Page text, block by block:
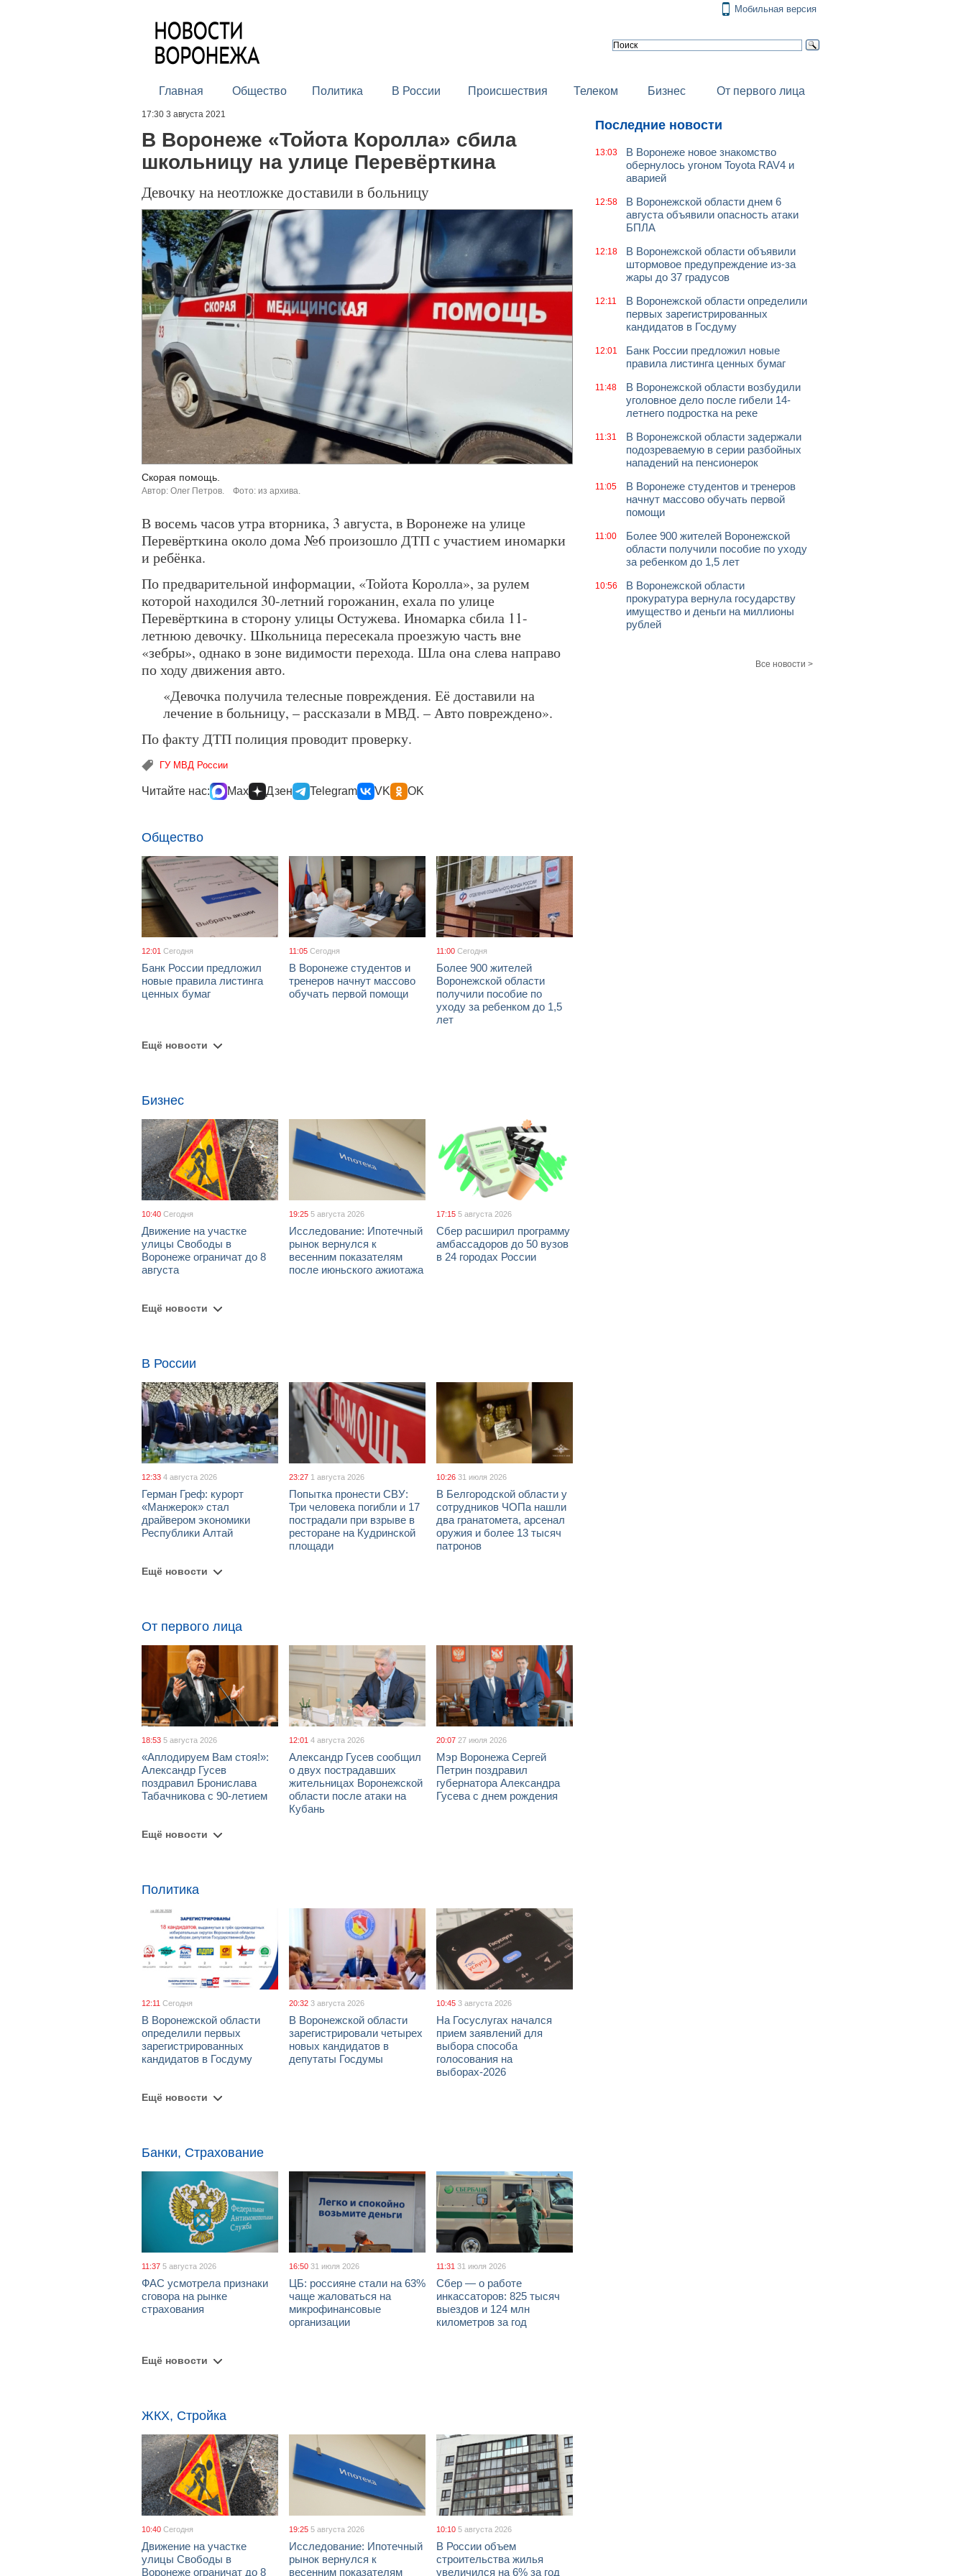
Мобильная версия
Главная Общество Политика В России Происшествия Телеком Бизнес От первого лица
17:30 3 августа 2021
В Воронеже «Тойота Королла» сбила
школьницу на улице Перевёрткина
Девочку на неотложке доставили в больницу
Скорая помощь.
Автор: Олег Петров. Фото: из архива.
В восемь часов утра вторника, 3 августа, в Воронеже на улице
Перевёрткина около дома №6 произошло ДТП с участием иномарки
и ребёнка.
По предварительной информации, «Тойота Королла», за рулем
которой находился 30-летний горожанин, ехала по улице
Перевёрткина в сторону улицы Остужева. Иномарка сбила 11-
летнюю девочку. Школьница пересекала проезжую часть вне
«зебры», однако в зоне видимости перехода. Шла она слева направо
по ходу движения авто.
«Девочка получила телесные повреждения. Её доставили на
лечение в больницу, – рассказали в МВД. – Авто повреждено».
По факту ДТП полиция проводит проверку.
ГУ МВД России
Читайте нас: Max Дзен Telegram VK OK
Общество
12:01 Сегодня
Банк России предложил
новые правила листинга
ценных бумаг
11:05 Сегодня
В Воронеже студентов и
тренеров начнут массово
обучать первой помощи
11:00 Сегодня
Более 900 жителей
Воронежской области
получили пособие по
уходу за ребенком до 1,5
лет
Ещё новости
Бизнес
10:40 Сегодня
Движение на участке
улицы Свободы в
Воронеже ограничат до 8
августа
19:25 5 августа 2026
Исследование: Ипотечный
рынок вернулся к
весенним показателям
после июньского ажиотажа
17:15 5 августа 2026
Сбер расширил программу
амбассадоров до 50 вузов
в 24 городах России
Ещё новости
В России
12:33 4 августа 2026
Герман Греф: курорт
«Манжерок» стал
драйвером экономики
Республики Алтай
23:27 1 августа 2026
Попытка пронести СВУ:
Три человека погибли и 17
пострадали при взрыве в
ресторане на Кудринской
площади
10:26 31 июля 2026
В Белгородской области у
сотрудников ЧОПа нашли
два гранатомета, арсенал
оружия и более 13 тысяч
патронов
Ещё новости
От первого лица
18:53 5 августа 2026
«Аплодируем Вам стоя!»:
Александр Гусев
поздравил Бронислава
Табачникова с 90-летием
12:01 4 августа 2026
Александр Гусев сообщил
о двух пострадавших
жительницах Воронежской
области после атаки на
Кубань
20:07 27 июля 2026
Мэр Воронежа Сергей
Петрин поздравил
губернатора Александра
Гусева с днем рождения
Ещё новости
Политика
12:11 Сегодня
В Воронежской области
определили первых
зарегистрированных
кандидатов в Госдуму
20:32 3 августа 2026
В Воронежской области
зарегистрировали четырех
новых кандидатов в
депутаты Госдумы
10:45 3 августа 2026
На Госуслугах начался
прием заявлений для
выбора способа
голосования на
выборах-2026
Ещё новости
Банки, Страхование
11:37 5 августа 2026
ФАС усмотрела признаки
сговора на рынке
страхования
16:50 31 июля 2026
ЦБ: россияне стали на 63%
чаще жаловаться на
микрофинансовые
организации
11:31 31 июля 2026
Сбер — о работе
инкассаторов: 825 тысяч
выездов и 124 млн
километров за год
Ещё новости
ЖКХ, Стройка
10:40 Сегодня
Движение на участке
улицы Свободы в
Воронеже ограничат до 8
19:25 5 августа 2026
Исследование: Ипотечный
рынок вернулся к
весенним показателям
10:10 5 августа 2026
В России объем
строительства жилья
увеличился на 6% за год
Последние новости
13:03
В Воронеже новое знакомство
обернулось угоном Toyota RAV4 и
аварией
12:58
В Воронежской области днем 6
августа объявили опасность атаки
БПЛА
12:18
В Воронежской области объявили
штормовое предупреждение из-за
жары до 37 градусов
12:11
В Воронежской области определили
первых зарегистрированных
кандидатов в Госдуму
12:01
Банк России предложил новые
правила листинга ценных бумаг
11:48
В Воронежской области возбудили
уголовное дело после гибели 14-
летнего подростка на реке
11:31
В Воронежской области задержали
подозреваемую в серии разбойных
нападений на пенсионерок
11:05
В Воронеже студентов и тренеров
начнут массово обучать первой
помощи
11:00
Более 900 жителей Воронежской
области получили пособие по уходу
за ребенком до 1,5 лет
10:56
В Воронежской области
прокуратура вернула государству
имущество и деньги на миллионы
рублей
Все новости >